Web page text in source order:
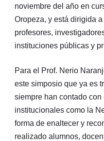
noviembre del año en
Oropeza, y está dirigida
profesores,
instituciones públicas y
Para el Prof. Nerio
este simposio que ya es
siempre han contado
institucionales como la
forma de enaltecer y
realizado alumnos,